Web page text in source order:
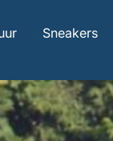
Sneakers